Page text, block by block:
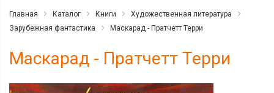
Главная Каталог Книги
Художественная литература
Зарубежная фантастика
Маскарад - Пратчетт Терри
Маскарад - Пратчетт Терри